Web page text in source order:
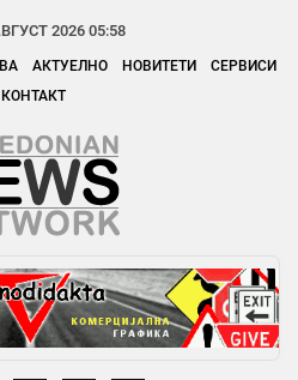
2026 05:58
АКТУЕЛНО НОВИТЕТИ
СЕРВИСИ
КОНТАКТ